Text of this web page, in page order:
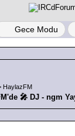
Gece Modu
HaylazFM
🎤 DJ - ngm